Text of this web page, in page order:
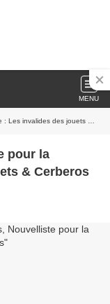
MENU
des jouets & Cerberos
pour la
& Cerberos